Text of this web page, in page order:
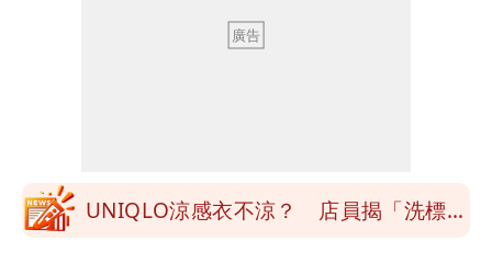
3資深房仲涉犯《個資法》遭士檢聲押禁
風圈逼近岸處
UNIQLO涼感衣不涼？ 店員揭「洗標編